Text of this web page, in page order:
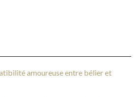
amoureuse entre bélier et